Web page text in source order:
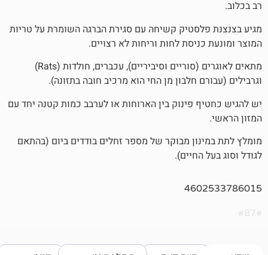
קשיחה עם סגירת הברגה השומרת על טריות
לחות וריחות לא רצויים.
מתאים לאוגרים (סוריים וסיביריים), עכברים, חולדות (Rats)
חלבון מן החי הוא מרכיב חובה בתזונה).
פינוק בין הארוחות או לערבב כמות קטנה יחד עם
מבוקר של מספר זחלים בודדים ביום (בהתאם